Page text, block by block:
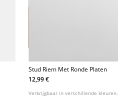
Stud Riem Met Ronde Platen
12,99 €
Verkrijgbaar in verschillende kleuren.